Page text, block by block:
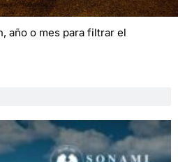
año o mes para filtrar el